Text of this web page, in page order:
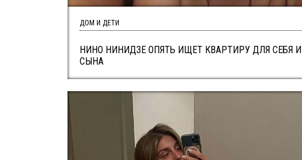
НИНО НИНИДЗЕ ОПЯТЬ ИЩЕТ КВАРТИРУ ДЛЯ СЕБЯ И
СЫНА
ДОМ И ДЕТИ